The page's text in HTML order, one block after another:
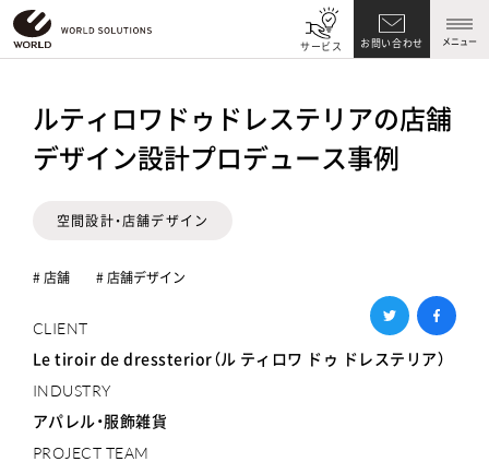
サービス お問い合わせ メニュー
ルティロワドゥドレステリアの店舗
デザイン設計プロデュース事例
空間設計・店舗デザイン
# 店舗 # 店舗デザイン
CLIENT
Le tiroir de dressterior（ル ティロワ ドゥ ドレステリア）
INDUSTRY
アパレル・服飾雑貨
PROJECT TEAM